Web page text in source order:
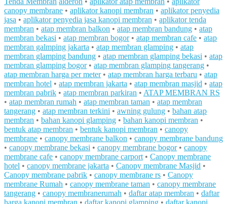
canopy membrane • aplikator kanopi membran • aplikator penyedia
jasa • aplikator penyedia jasa kanopi membran • aplikator tenda
membran • atap membran balkon • atap membran bandung • atap
membran bekasi • atap membran bogor• atap membran cafe • atap
membran galmping jakarta • atap membran glamping • atap
membran glamping bandung • atap membran glamping bekasi • atap
membran glamping bogor• atap membran glamping tangerang •
atap membran harga per meter• atap membran harga terbaru • atap
membran hotel • atap membran jakarta • atap membran masjid • atap
membran pabrik • atap membran parkiran • ATAP MEMBRAN RS
• atap membran rumah • atap membran taman • atap membran
tangerang • atap membran terkini • awning gulung • bahan atap
membran • bahan kanopi glamping • bahan kanopi membran •
bentuk atap membran • bentuk kanopi membran • canopy
membrane • canopy membrane balkon • canopy membrane bandung
• canopy membrane bekasi • canopy membrane bogor• canopy
membrane cafe • canopy membrane carport • Canopy membrane
hotel • canopy membrane jakarta • Canopy membrane Masjid •
Canopy membrane pabrik • canopy membrane rs • Canopy
membrane Rumah • canopy membrane taman • canopy membrane
tangerang • canopy membranerumah • daftar atap membran • daftar